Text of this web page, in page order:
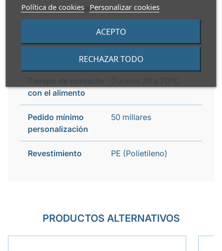
Política de cookies Personalizar cookies
RECHAZAR TODO
ACEPTO
Apto microondas No
No
2 años
con el alimento
Pedido mínimo
personalización
50 millares
Revestimiento PE (Polietileno)
PRODUCTOS ALTERNATIVOS